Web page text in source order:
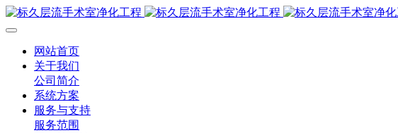
网站首页
关于我们
公司简介
系统方案
服务与支持
服务范围